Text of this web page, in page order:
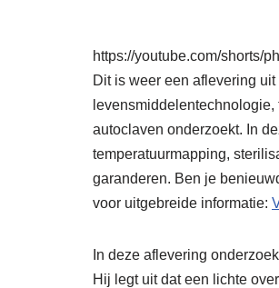
https://youtube.com/shorts/
Dit is weer een aflevering
autoclaven onderzoekt. In
temperatuurmapping,
garanderen. Ben je
voor uitgebreide informatie:
In deze aflevering
Hij legt uit dat een lichte